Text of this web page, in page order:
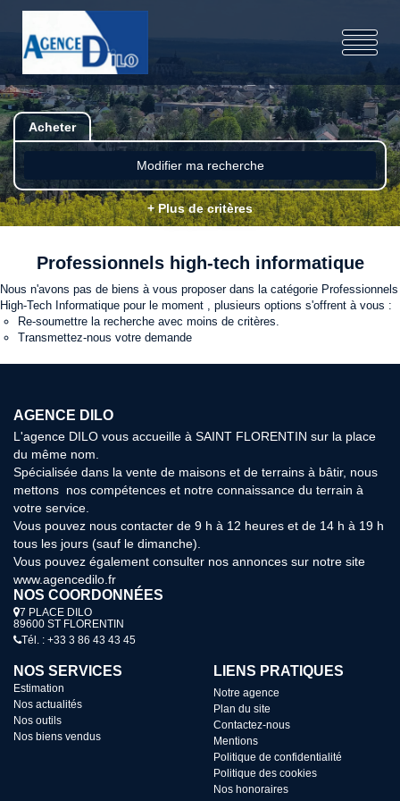
Acheter
Modifier ma recherche
+ Plus de critères
Professionnels high-tech informatique
Nous n'avons pas de biens à vous proposer dans la catégorie Professionnels
High-Tech Informatique pour le moment , plusieurs options s'offrent à vous :
Re-soumettre la recherche avec moins de critères.
Transmettez-nous votre demande
AGENCE DILO
L'agence DILO vous accueille à SAINT FLORENTIN sur la place
du même nom.
Spécialisée dans la vente de maisons et de terrains à bâtir, nous
mettons nos compétences et notre connaissance du terrain à
votre service.
Vous pouvez nous contacter de 9 h à 12 heures et de 14 h à 19 h
tous les jours (sauf le dimanche).
Vous pouvez également consulter nos annonces sur notre site
www.agencedilo.fr
NOS COORDONNÉES
7 PLACE DILO
89600 ST FLORENTIN
Tél. : +33 3 86 43 43 45
NOS SERVICES
Estimation
Nos actualités
Nos outils
Nos biens vendus
LIENS PRATIQUES
Notre agence
Plan du site
Contactez-nous
Mentions
Politique de confidentialité
Politique des cookies
Nos honoraires